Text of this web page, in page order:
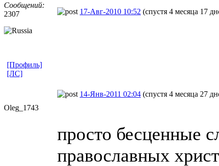
Сообщений:
2307
17-Авг-2010 10:52 (спустя 4 месяца 17
[Профиль]
[ЛС]
Oleg_1743
14-Янв-2011 02:04 (спустя 4 месяца 27
просто бесценные
православных